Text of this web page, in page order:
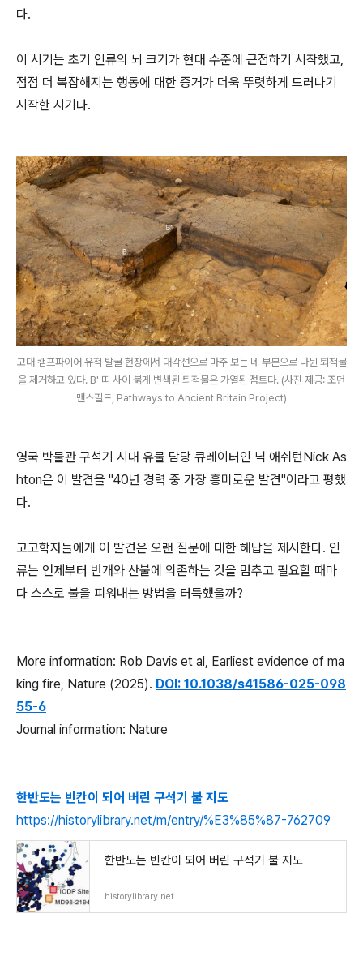
다.
이 시기는 초기 인류의 뇌 크기가 현대 수준에 근접하기 시작했고,
점점 더 복잡해지는 행동에 대한 증거가 더욱 뚜렷하게 드러나기
시작한 시기다.
고대 캠프파이어 유적 발굴 현장에서 대각선으로 마주 보는 네 부분으로 나뉜 퇴적물
을 제거하고 있다. B' 띠 사이 붉게 변색된 퇴적물은 가열된 점토다. (사진 제공: 조던
맨스필드, Pathways to Ancient Britain Project)
영국 박물관 구석기 시대 유물 담당 큐레이터인 닉 애쉬턴Nick As
hton은 이 발견을 "40년 경력 중 가장 흥미로운 발견"이라고 평했
다.
고고학자들에게 이 발견은 오랜 질문에 대한 해답을 제시한다. 인
류는 언제부터 번개와 산불에 의존하는 것을 멈추고 필요할 때마
다 스스로 불을 피워내는 방법을 터득했을까?
More information: Rob Davis et al, Earliest evidence of ma
king fire, Nature (2025). DOI: 10.1038/s41586-025-098
55-6
Journal information: Nature
한반도는 빈칸이 되어 버린 구석기 불 지도
https://historylibrary.net/m/entry/%E3%85%87-762709
한반도는 빈칸이 되어 버린 구석기 불 지도
historylibrary.net